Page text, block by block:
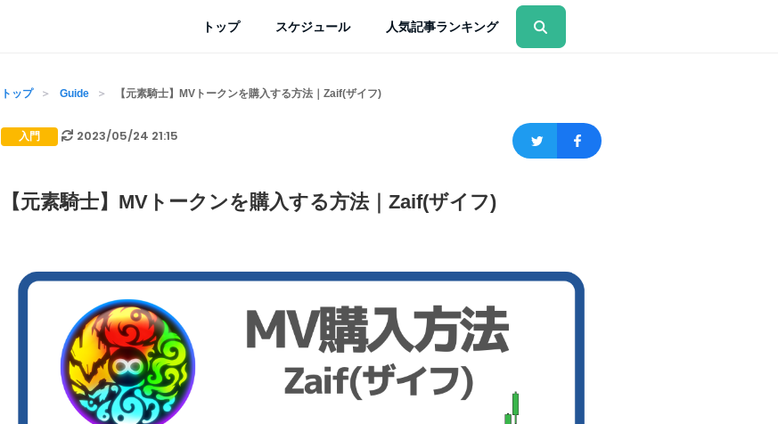
トップ スケジュール 人気記事ランキング
トップ Guide 【元素騎士】MVトークンを購入する方法｜Zaif(ザイフ)
入門 2023/05/24 21:15
【元素騎士】MVトークンを購入する方法｜Zaif(ザイフ)